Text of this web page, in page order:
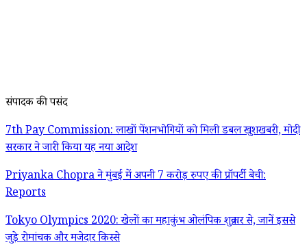
संपादक की पसंद
7th Pay Commission: लाखों पेंशनभोगियों को मिली डबल खुशखबरी, मोदी
सरकार ने जारी किया यह नया आदेश
Priyanka Chopra ने मुंबई में अपनी 7 करोड़ रुपए की प्रॉपर्टी बेची:
Reports
Tokyo Olympics 2020: खेलों का महाकुंभ ओलंपिक शुक्रवार से, जानें इससे
जुड़े रोमांचक और मजेदार किस्से